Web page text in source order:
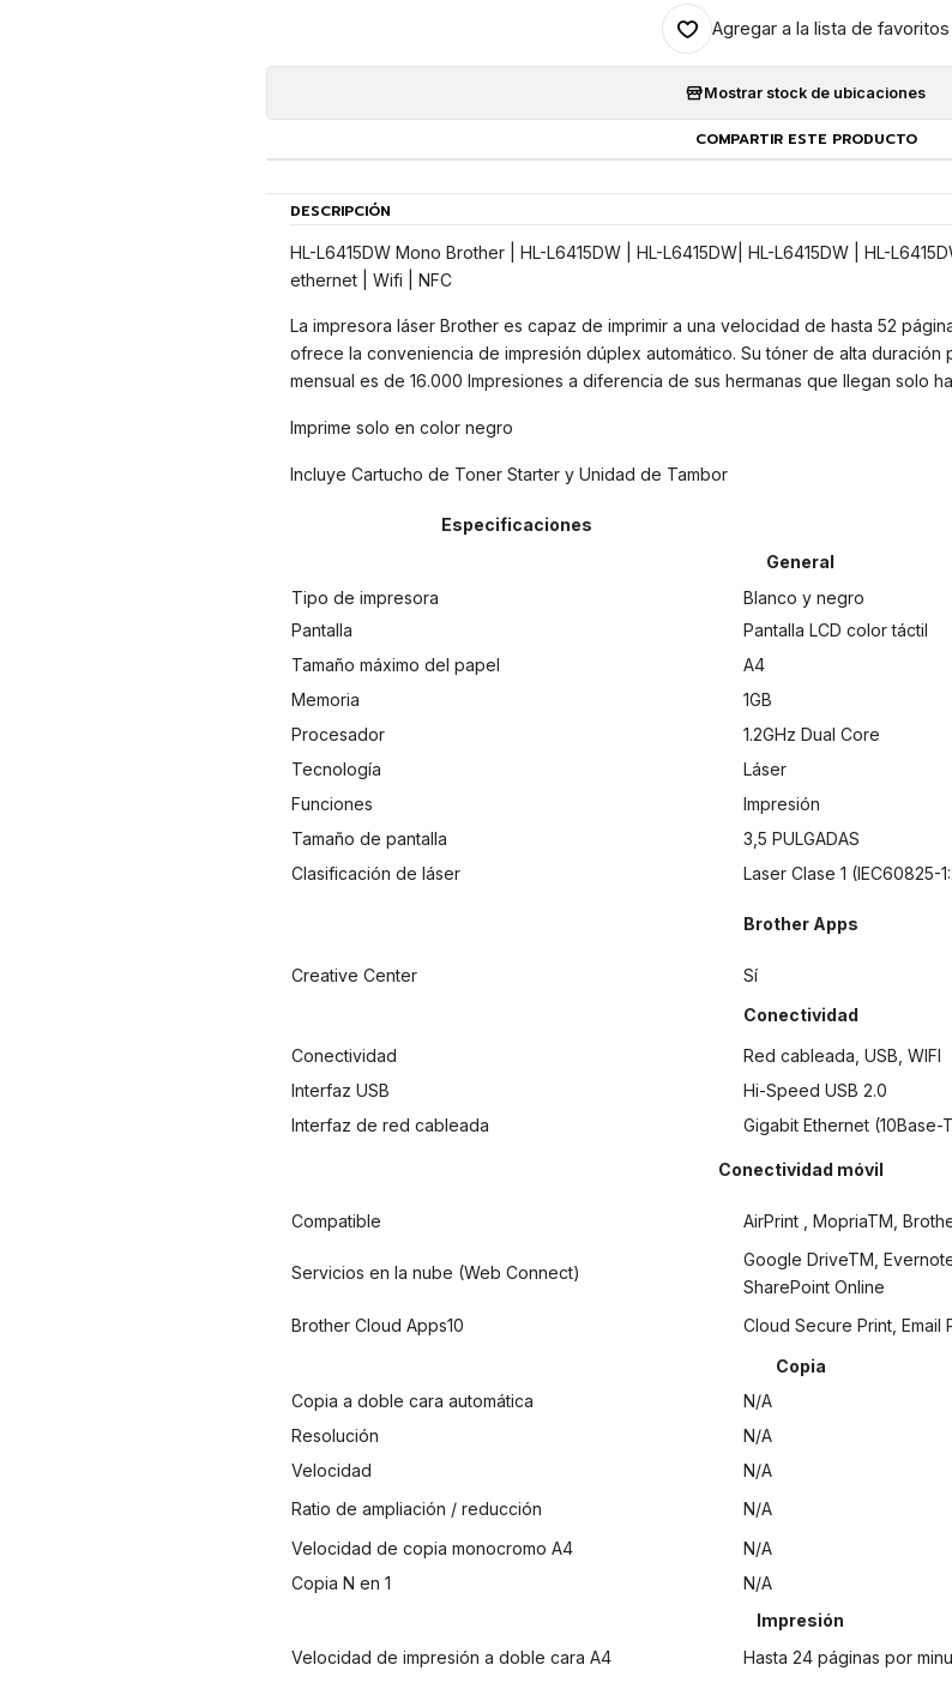
Agregar a la lista de favoritos
Mostrar stock de ubicaciones
COMPARTIR ESTE PRODUCTO
DESCRIPCIÓN
HL-L6415DW Mono Brother | HL-L6415DW | HL-L6415DW| HL-L6415DW | HL-
ethernet | Wifi | NFC
La impresora láser Brother es capaz de imprimir a una velocidad de hasta 52
ofrece la conveniencia de impresión dúplex automático. Su tóner de alta duración
mensual es de 16.000 Impresiones a diferencia de sus hermanas que llegan solo
Imprime solo en color negro
Incluye Cartucho de Toner Starter y Unidad de Tambor
Especificaciones
General
Tipo de impresora
Blanco y negro
Pantalla
Pantalla LCD color táctil
Tamaño máximo del papel
A4
Memoria
1GB
Procesador
1.2GHz Dual Core
Tecnología
Láser
Funciones
Impresión
Tamaño de pantalla
3,5 PULGADAS
Clasificación de láser
Laser Clase 1 (IEC60825-
Brother Apps
Creative Center
Sí
Conectividad
Conectividad
Red cableada, USB, WIFI
Interfaz USB
Hi-Speed USB 2.0
Interfaz de red cableada
Gigabit Ethernet
Conectividad móvil
Compatible AirPrint , MopriaTM,
Servicios en la nube (Web Connect)
Google DriveTM,
SharePoint Online
Brother Cloud Apps10
Cloud Secure Print, Email
Copia
Copia a doble cara automática
N/A
Resolución
N/A
Velocidad
N/A
Ratio de ampliación / reducción
N/A
Velocidad de copia monocromo A4
N/A
Copia N en 1
N/A
Impresión
Velocidad de impresión a doble cara A4
Hasta 24 páginas por